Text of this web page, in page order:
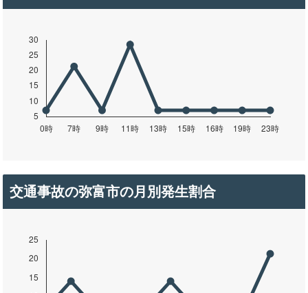
交通事故の弥富市の月別発生割合